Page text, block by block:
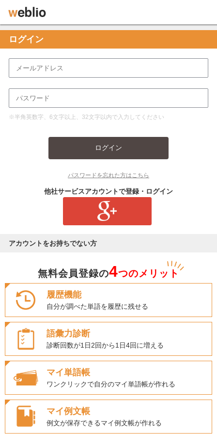
ログイン
※半角英数字、6文字以上、32文字以内で入力してください
ログイン
パスワードを忘れた方はこちら
他社サービスアカウントで登録・ログイン
アカウントをお持ちでない方
無料会員登録の4つのメリット
履歴機能
自分が調べた単語を履歴に残せる
語彙力診断
診断回数が1日2回から1日4回に増える
マイ単語帳
ワンクリックで自分のマイ単語帳が作れる
マイ例文帳
例文が保存できるマイ例文帳が作れる